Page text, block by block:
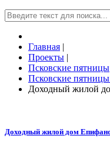
Главная |
Проекты |
Псковские пятницы
Псковские
Доходный жилой
Доходный жилой дом